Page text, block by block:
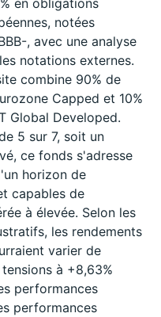
en obligations
notées
, avec une analyse
notations externes.
combine 90% de
Capped et 10%
Global Developed.
5 sur 7, soit un
ce fonds s'adresse
horizon de
capables de
à élevée. Selon les
les rendements
varier de
à +8,63%
performances
performances